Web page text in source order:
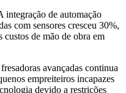
integração de automação
com sensores cresceu 30%,
de mão de obra em
avançadas continua
empreiteiros incapazes
devido a restrições